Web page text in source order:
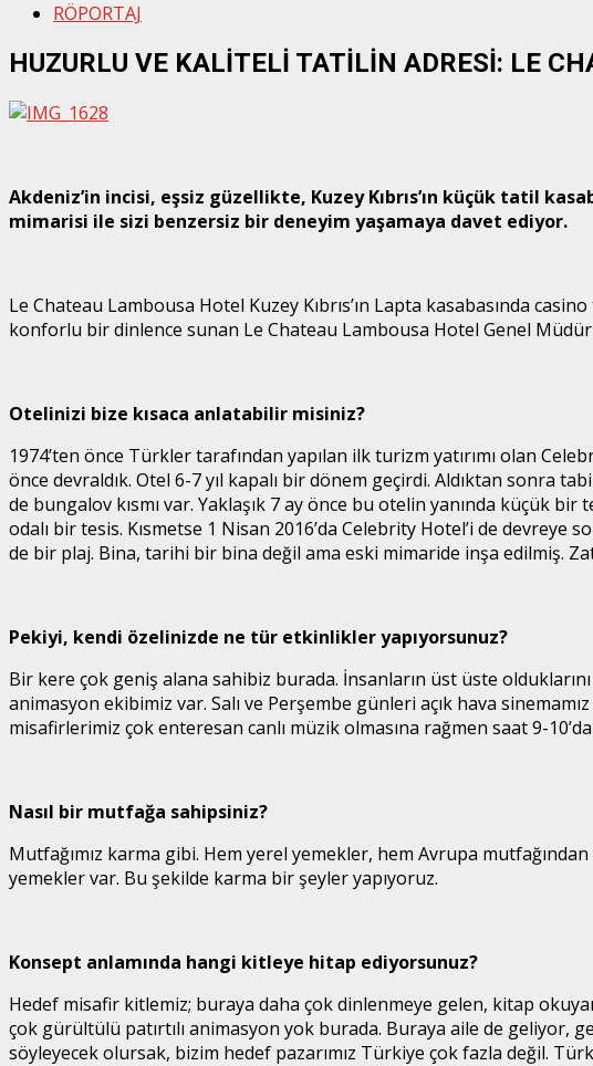
RÖPORTAJ
HUZURLU VE KALİTELİ TATİLİN ADRESİ: LE
Akdeniz’in incisi, eşsiz güzellikte, Kuzey Kıbrıs’ın küçük tatil
mimarisi ile sizi benzersiz bir deneyim yaşamaya davet ediyor.
Le Chateau Lambousa Hotel Kuzey Kıbrıs’ın Lapta kasabasında
konforlu bir dinlence sunan Le Chateau Lambousa Hotel Genel Müdür
Otelinizi bize kısaca anlatabilir misiniz?
1974’ten önce Türkler tarafından yapılan ilk turizm yatırımı olan
önce devraldık. Otel 6-7 yıl kapalı bir dönem geçirdi. Aldıktan sonra
de bungalov kısmı var. Yaklaşık 7 ay önce bu otelin yanında küçük
odalı bir tesis. Kısmetse 1 Nisan 2016’da Celebrity Hotel’i de
de bir plaj. Bina, tarihi bir bina değil ama eski mimaride inşa edilmiş.
Pekiyi, kendi özelinizde ne tür etkinlikler yapıyorsunuz?
Bir kere çok geniş alana sahibiz burada. İnsanların üst üste
animasyon ekibimiz var. Salı ve Perşembe günleri açık hava
misafirlerimiz çok enteresan canlı müzik olmasına rağmen saat 9-
Nasıl bir mutfağa sahipsiniz?
Mutfağımız karma gibi. Hem yerel yemekler, hem Avrupa
yemekler var. Bu şekilde karma bir şeyler yapıyoruz.
Konsept anlamında hangi kitleye hitap ediyorsunuz?
Hedef misafir kitlemiz; buraya daha çok dinlenmeye gelen, kitap
çok gürültülü patırtılı animasyon yok burada. Buraya aile de geliyor,
söyleyecek olursak, bizim hedef pazarımız Türkiye çok fazla değil.